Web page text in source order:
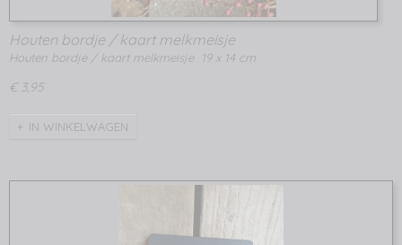
Houten bordje / kaart melkmeisje
Houten bordje / kaart melkmeisje 19 x 14 cm
€ 3,95
IN WINKELWAGEN